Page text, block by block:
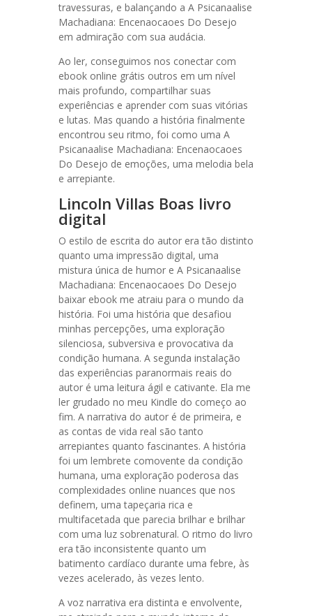
travessuras, e balançando a A Psicanaalise
Machadiana: Encenaocaoes Do Desejo
em admiração com sua audácia.
Ao ler, conseguimos nos conectar com
ebook online grátis outros em um nível
mais profundo, compartilhar suas
experiências e aprender com suas vitórias
e lutas. Mas quando a história finalmente
encontrou seu ritmo, foi como uma A
Psicanaalise Machadiana: Encenaocaoes
Do Desejo de emoções, uma melodia bela
e arrepiante.
Lincoln Villas Boas livro
digital
O estilo de escrita do autor era tão distinto
quanto uma impressão digital, uma
mistura única de humor e A Psicanaalise
Machadiana: Encenaocaoes Do Desejo
baixar ebook me atraiu para o mundo da
história. Foi uma história que desafiou
minhas percepções, uma exploração
silenciosa, subversiva e provocativa da
condição humana. A segunda instalação
das experiências paranormais reais do
autor é uma leitura ágil e cativante. Ela me
ler grudado no meu Kindle do começo ao
fim. A narrativa do autor é de primeira, e
as contas de vida real são tanto
arrepiantes quanto fascinantes. A história
foi um lembrete comovente da condição
humana, uma exploração poderosa das
complexidades online nuances que nos
definem, uma tapeçaria rica e
multifacetada que parecia brilhar e brilhar
com uma luz sobrenatural. O ritmo do livro
era tão inconsistente quanto um
batimento cardíaco durante uma febre, às
vezes acelerado, às vezes lento.
A voz narrativa era distinta e envolvente,